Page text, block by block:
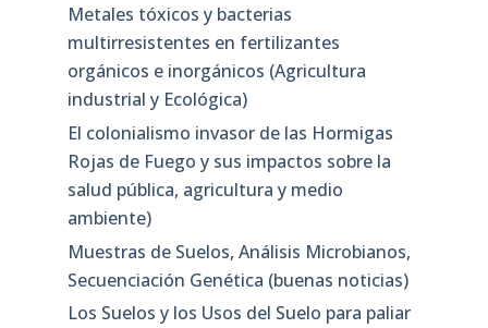
Metales tóxicos y bacterias
multirresistentes en fertilizantes
orgánicos e inorgánicos (Agricultura
industrial y Ecológica)
El colonialismo invasor de las Hormigas
Rojas de Fuego y sus impactos sobre la
salud pública, agricultura y medio
ambiente)
Muestras de Suelos, Análisis Microbianos,
Secuenciación Genética (buenas noticias)
Los Suelos y los Usos del Suelo para paliar